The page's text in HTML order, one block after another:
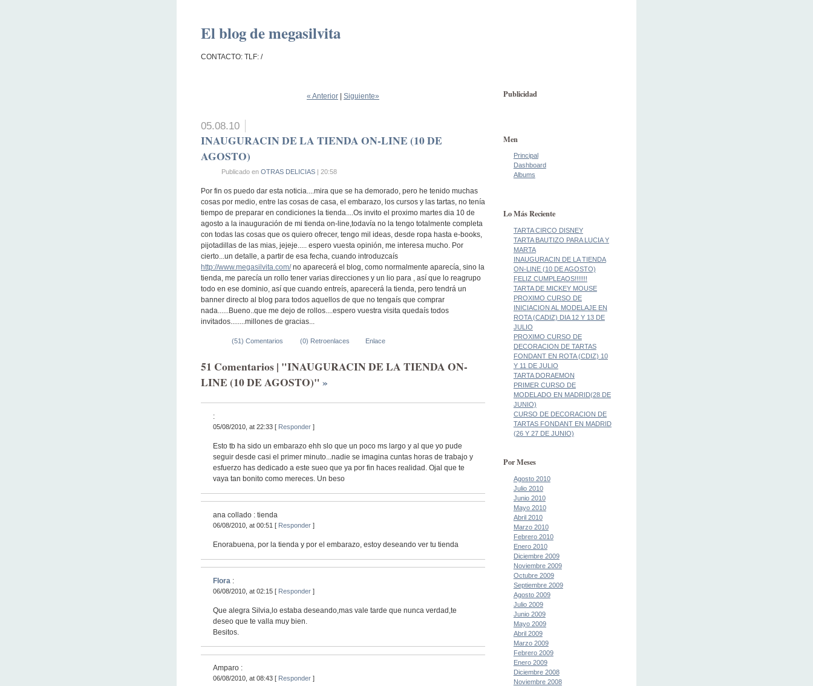
El blog de megasilvita
CONTACTO: TLF: /
« Anterior Siguiente»
05.08.10
INAUGURACIN DE LA TIENDA ON-LINE (10 DE
AGOSTO)
Publicado en OTRAS DELICIAS| 20:58
Por fin os puedo dar esta noticia....mira que se ha demorado, pero he tenido muchas
cosas por medio, entre las cosas de casa, el embarazo, los cursos y las tartas, no tenía
tiempo de preparar en condiciones la tienda....Os invito el proximo martes dia 10 de
agosto a la inauguración de mi tienda on-line,todavía no la tengo totalmente completa
con todas las cosas que os quiero ofrecer, tengo mil ideas, desde ropa hasta e-books,
pijotadillas de las mias, jejeje..... espero vuesta opinión, me interesa mucho. Por
cierto...un detalle, a partir de esa fecha, cuando introduzcaís
http://www.megasilvita.com/no aparecerá el blog, como normalmente aparecía, sino la
tienda, me parecía un rollo tener varias direcciones y un lio para , así que lo reagrupo
todo en ese dominio, así que cuando entreís, aparecerá la tienda, pero tendrá un
banner directo al blog para todos aquellos de que no tengaís que comprar
nada......Bueno..que me dejo de rollos....espero vuestra visita quedaís todos
invitados........millones de gracias...
(51) Comentarios (0) Retroenlaces Enlace
51 Comentarios | "INAUGURACIN DE LA TIENDA ON-
LINE (10 DE AGOSTO)"»
:
05/08/2010, at 22:33 [ Responder ]
Esto tb ha sido un embarazo ehh slo que un poco ms largo y al que yo pude
seguir desde casi el primer minuto...nadie se imagina cuntas horas de trabajo y
esfuerzo has dedicado a este sueo que ya por fin haces realidad. Ojal que te
vaya tan bonito como mereces. Un beso
ana collado : tienda
06/08/2010, at 00:51 [ Responder ]
Enorabuena, por la tienda y por el embarazo, estoy deseando ver tu tienda
Flora :
06/08/2010, at 02:15 [ Responder ]
Que alegra Silvia,lo estaba deseando,mas vale tarde que nunca verdad,te
deseo que te valla muy bien.
Besitos.
Amparo :
06/08/2010, at 08:43 [ Responder ]
Publicidad
Men
Principal
Dashboard
Albums
Lo Más Reciente
TARTA CIRCO DISNEY
TARTA BAUTIZO PARA LUCIA Y
MARTA
INAUGURACIN DE LA TIENDA
ON-LINE (10 DE AGOSTO)
FELIZ CUMPLEAOS!!!!!!!
TARTA DE MICKEY MOUSE
PROXIMO CURSO DE
INICIACION AL MODELAJE EN
ROTA (CADIZ) DIA 12 Y 13 DE
JULIO
PROXIMO CURSO DE
DECORACION DE TARTAS
FONDANT EN ROTA (CDIZ) 10
Y 11 DE JULIO
TARTA DORAEMON
PRIMER CURSO DE
MODELADO EN MADRID(28 DE
JUNIO)
CURSO DE DECORACION DE
TARTAS FONDANT EN MADRID
(26 Y 27 DE JUNIO)
Por Meses
Agosto 2010
Julio 2010
Junio 2010
Mayo 2010
Abril 2010
Marzo 2010
Febrero 2010
Enero 2010
Diciembre 2009
Noviembre 2009
Octubre 2009
Septiembre 2009
Agosto 2009
Julio 2009
Junio 2009
Mayo 2009
Abril 2009
Marzo 2009
Febrero 2009
Enero 2009
Diciembre 2008
Noviembre 2008